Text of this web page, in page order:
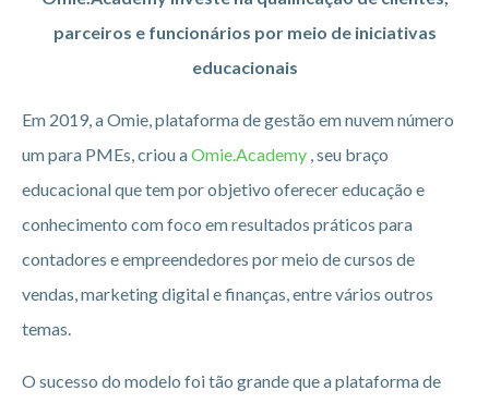
parceiros e funcionários por meio de iniciativas
educacionais
Em 2019, a Omie, plataforma de gestão em nuvem número
um para PMEs, criou aOmie.Academy , seu braço
educacional que tem por objetivo oferecer educação e
conhecimento com foco em resultados práticos para
contadores e empreendedores por meio de cursos de
vendas, marketing digital e finanças, entre vários outros
temas.
O sucesso do modelo foi tão grande que a plataforma de